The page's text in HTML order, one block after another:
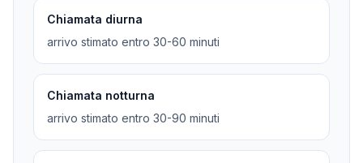
Chiamata diurna
arrivo stimato entro 30-60 minuti
Chiamata notturna
arrivo stimato entro 30-90 minuti